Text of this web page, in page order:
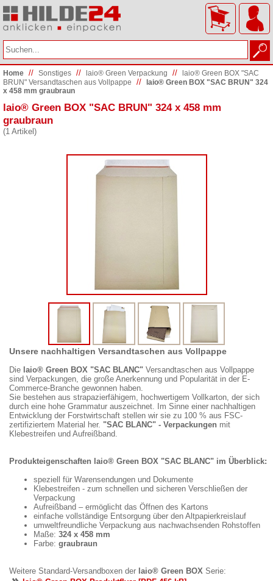
Home // Sonstiges // laio® Green Verpackung //
laio® Green BOX "SAC
BRUN" Versandtaschen aus Vollpappe
//
laio® Green BOX "SAC BRUN" 324
x 458 mm graubraun
laio® Green BOX "SAC BRUN" 324 x 458 mm
graubraun
(1 Artikel)
Unsere nachhaltigen Versandtaschen aus Vollpappe
Die laio® Green BOX "SAC BLANC" Versandtaschen aus Vollpappe
sind Verpackungen, die große Anerkennung und Popularität in der E-
Commerce-Branche gewonnen haben.
Sie bestehen aus strapazierfähigem, hochwertigem Vollkarton, der sich
durch eine hohe Grammatur auszeichnet. Im Sinne einer nachhaltigen
Entwicklung der Forstwirtschaft stellen wir sie zu 100 % aus FSC-
zertifiziertem Material her. "SAC BLANC" - Verpackungen mit
Klebestreifen und Aufreißband.
Produkteigenschaften laio® Green BOX "SAC BLANC" im Überblick:
speziell für Warensendungen und Dokumente
Klebestreifen - zum schnellen und sicheren Verschließen der
Verpackung
Aufreißband – ermöglicht das Öffnen des Kartons
einfache vollständige Entsorgung über den Altpapierkreislauf
umweltfreundliche Verpackung aus nachwachsenden Rohstoffen
Maße: 324 x 458 mm
Farbe: graubraun
Weitere Standard-Versandboxen der laio® Green BOX Serie: